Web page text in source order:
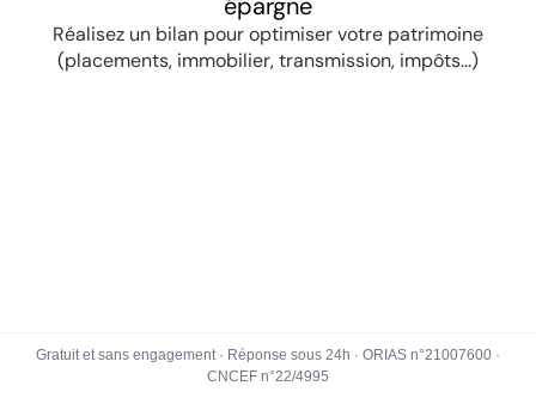
Gratuit et sans engagement · Réponse sous 24h · ORIAS n°21007600 ·
CNCEF n°22/4995